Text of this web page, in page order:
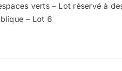
verts – Lot réservé à
– Lot 6